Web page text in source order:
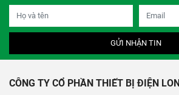
GỬI NHẬN TIN
CÔNG TY CỔ PHẦN THIẾT BỊ ĐIỆN